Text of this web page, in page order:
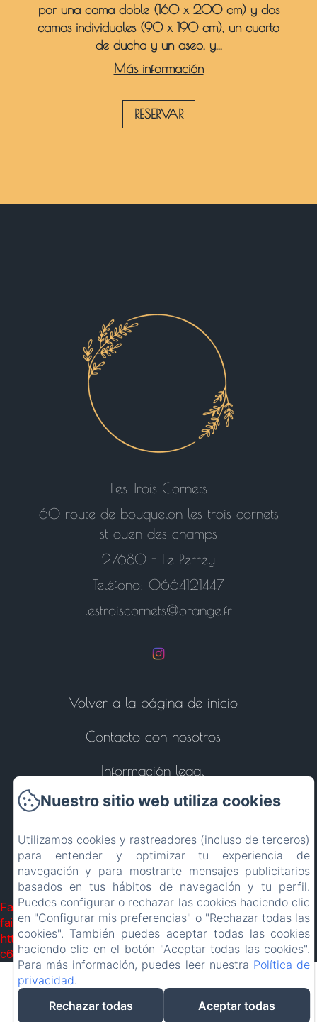
por una cama doble (160 x 200 cm) y dos
camas individuales (90 x 190 cm), un cuarto
de ducha y un aseo, y...
Más información
RESERVAR
Les Trois Cornets
60 route de bouquelon les trois cornets
st ouen des champs
27680 - Le Perrey
Teléfono: 0664121447
lestroiscornets@orange.fr
Volver a la página de inicio
Contacto con nosotros
Información legal
Desarrollado con Amenitiz
Condiciones de Venta
Failed to load BookingEngine/index: Loading chunk 1322
failed. (missing:
https://d1cmur5l0xva3h.cloudfront.net/packs/1322-
c6e932f9d3d27b65-1bf7c4dc6a241241.js)
Nuestro sitio web utiliza cookies
Utilizamos cookies y rastreadores (incluso de terceros)
para entender y optimizar tu experiencia de
navegación y para mostrarte mensajes publicitarios
basados en tus hábitos de navegación y tu perfil.
Puedes configurar o rechazar las cookies haciendo clic
en "Configurar mis preferencias" o "Rechazar todas las
cookies". También puedes aceptar todas las cookies
haciendo clic en el botón "Aceptar todas las cookies".
Para más información, puedes leer nuestra Política de
privacidad.
Rechazar todas
Aceptar todas